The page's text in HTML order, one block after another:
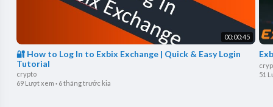
00:00:45
🔐 How to Log In to Exbix Exchange | Quick & Easy Login
Tutorial
crypto
69 Lượt xem · 6 tháng trước kia
51